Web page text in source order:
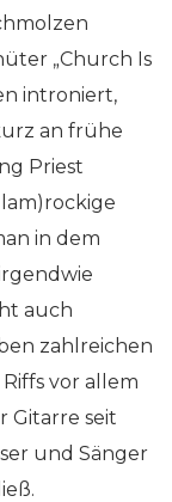
„Church Is
introniert,
an frühe
Priest
in dem
auch
zahlreichen
vor allem
Gitarre seit
und Sänger